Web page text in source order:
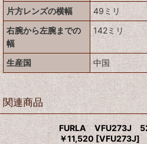
片方レンズの横幅
49ミリ
右腕から左腕までの
幅
142ミリ
生産国 中国
関連商品
FURLA VFU273J
￥11,520 [VFU273J]